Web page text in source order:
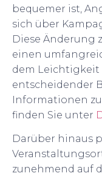
bequemer ist,
sich über
Diese Änderung
einen
dem
entscheidender
Informationen
finden Sie unter
Darüber hinaus
zunehmend auf